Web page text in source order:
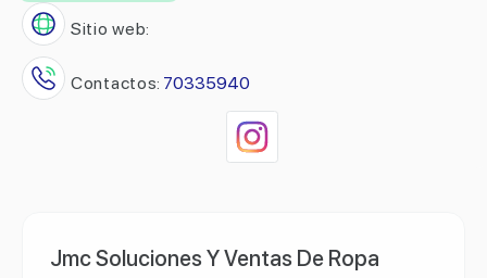
Sitio web:
Contactos: 70335940
Jmc Soluciones Y Ventas De Ropa